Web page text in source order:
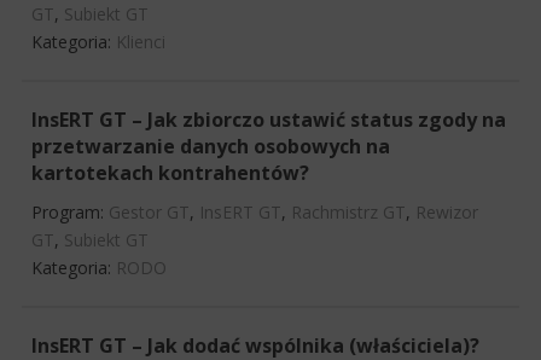
GT, Subiekt GT
Kategoria: Klienci
InsERT GT – Jak zbiorczo ustawić status zgody na
przetwarzanie danych osobowych na
kartotekach kontrahentów?
Program: Gestor GT, InsERT GT, Rachmistrz GT, Rewizor
GT, Subiekt GT
Kategoria: RODO
InsERT GT – Jak dodać wspólnika (właściciela)?